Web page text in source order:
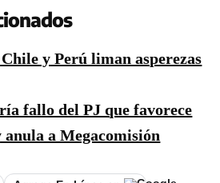
y Perú liman asperezas
fallo del PJ que favorece
a Megacomisión